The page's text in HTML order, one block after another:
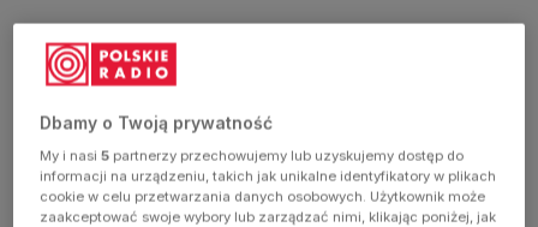
Dbamy o Twoją prywatność
My i nasi5 partnerzy przechowujemy lub uzyskujemy dostęp do
informacji na urządzeniu, takich jak unikalne identyfikatory w plikach
cookie w celu przetwarzania danych osobowych. Użytkownik może
zaakceptować swoje wybory lub zarządzać nimi, klikając poniżej, jak